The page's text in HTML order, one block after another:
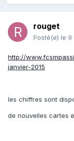
rouget
Posté(e) le 9
http://
janvier-2015
les chiffres sont
de nouvelles cartes